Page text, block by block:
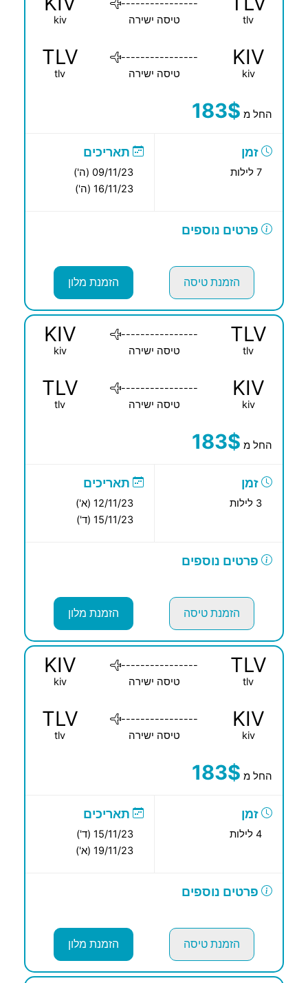
tlv
----------------
טיסה ישירה
kiv
KIV
kiv
----------------
טיסה ישירה
TLV
tlv
החל מ 183$
זמן
7 לילות
תאריכים
09/11/23 (ה')
16/11/23 (ה')
פרטים נוספים
הזמנת טיסה הזמנת מלון
TLV
tlv
----------------
טיסה ישירה
KIV
kiv
KIV
kiv
----------------
טיסה ישירה
TLV
tlv
החל מ 183$
זמן
3 לילות
תאריכים
12/11/23 (א')
15/11/23 (ד')
פרטים נוספים
הזמנת טיסה הזמנת מלון
TLV
tlv
----------------
טיסה ישירה
KIV
kiv
KIV
kiv
----------------
טיסה ישירה
TLV
tlv
החל מ 183$
זמן
4 לילות
תאריכים
15/11/23 (ד')
19/11/23 (א')
פרטים נוספים
הזמנת טיסה הזמנת מלון